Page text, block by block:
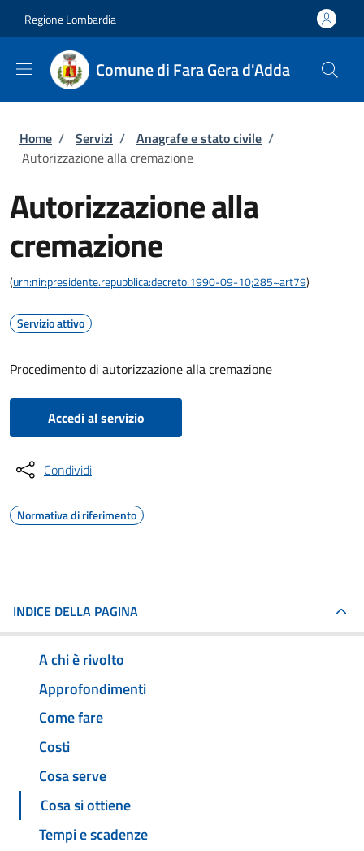
Regione Lombardia
Comune di Fara Gera d'Adda
Briciole di pane
Home / Servizi / Anagrafe e stato civile /
Autorizzazione alla cremazione
Autorizzazione alla
cremazione
(urn:nir:presidente.repubblica:decreto:1990-09-10;285~art79)
Servizio attivo
Procedimento di autorizzazione alla cremazione
Accedi al servizio
Condividi
Normativa di riferimento
INDICE DELLA PAGINA
A chi è rivolto
Approfondimenti
Come fare
Costi
Cosa serve
Cosa si ottiene
Tempi e scadenze